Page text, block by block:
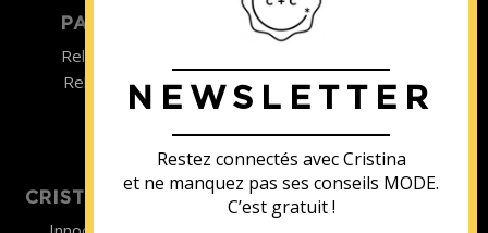
PARTICULIER
Relooking homme
Relooking femme
ENTREPRISE
ENTREPRISE
Formations
CRISTINA SOUTIENT
NEWSLETTER
Restez connectés avec Cristina
et ne manquez pas ses conseils MODE.
C’est gratuit !